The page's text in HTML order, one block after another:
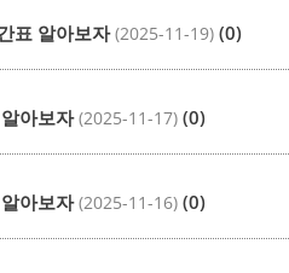
표 알아보자 (2025-11-19) (0)
아보자 (2025-11-17) (0)
아보자 (2025-11-16) (0)